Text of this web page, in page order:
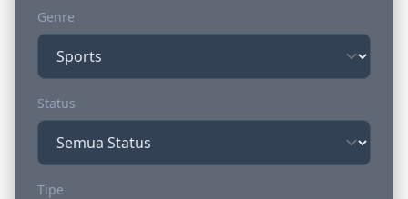
Genre
Status
Tipe